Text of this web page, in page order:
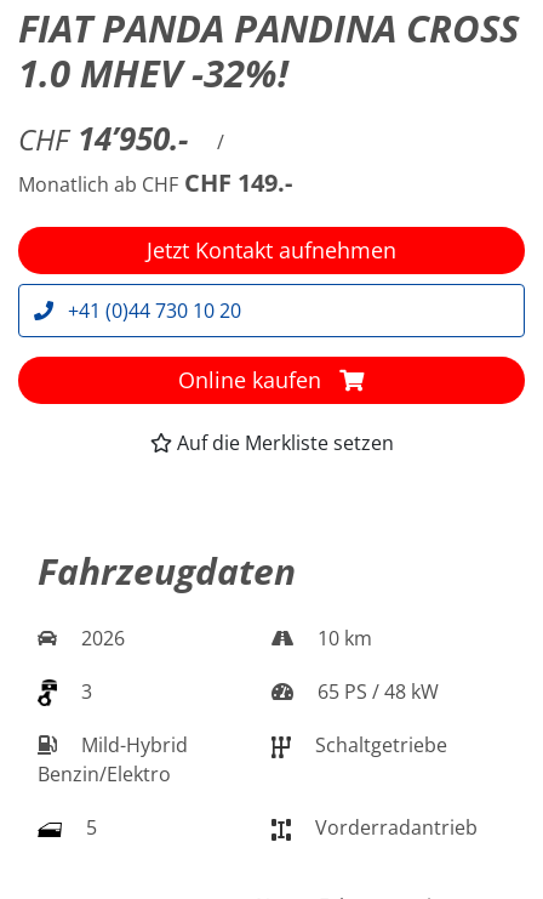
FIAT PANDA PANDINA CROSS
1.0 MHEV -32%!
CHF 14’950.-
/
Monatlich ab CHF CHF 149.-
Jetzt Kontakt aufnehmen
+41 (0)44 730 10 20
Online kaufen
Auf die Merkliste setzen
Fahrzeugdaten
2026
10 km
3
65 PS / 48 kW
Mild-Hybrid
Benzin/Elektro
Schaltgetriebe
5 Vorderradantrieb